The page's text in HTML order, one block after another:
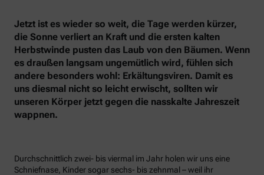
Jetzt ist es wieder so weit, die Tage werden kürzer,
die Sonne verliert an Kraft und die ersten kalten
Herbstwinde pusten das Laub von den Bäumen. Wenn
es draußen langsam ungemütlich wird, fühlen sich
andere besonders wohl: Erkältungsviren. Damit es
uns diesmal nicht so leicht erwischt, sollten wir
unseren Körper jetzt gegen die nasskalte Jahreszeit
wappnen.
Durchschnittlich zwei- bis viermal im Jahr holen wir uns eine
Schniefnase, Kinder sogar sechs- bis zehnmal – weil ihr